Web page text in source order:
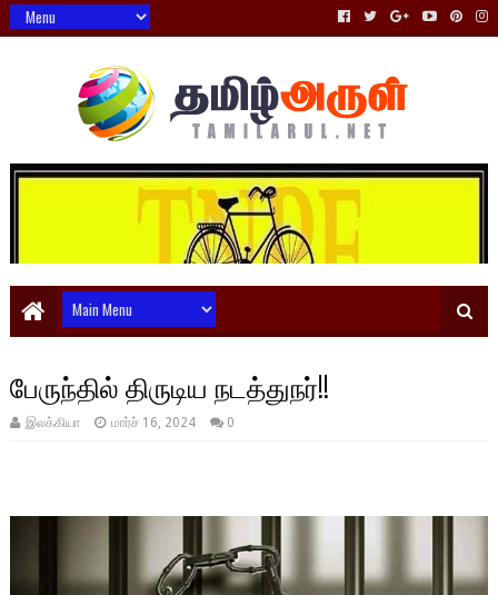
பேருந்தில் திருடிய நடத்துநர்!!
இலக்கியா மார்ச் 16, 2024 0